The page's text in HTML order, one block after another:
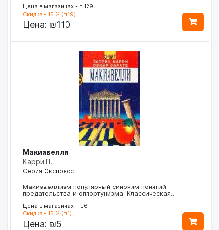
Цена в магазинах - ₪129
Скидка - 15 % (₪19)
Цена: ₪110
Макиавелли
Карри П.
Серия: Экспресс
Макиавеллизм популярный синоним понятий
предательства и оппортунизма. Классическая…
Цена в магазинах - ₪6
Скидка - 15 % (₪1)
Цена: ₪5